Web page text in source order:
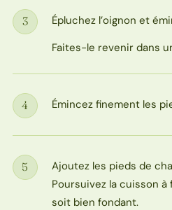
Étape
3
Épluchez l’oignon et
Faites-le revenir dans
Étape
4 Émincez finement les
Étape
5
Ajoutez les pieds de
Poursuivez la cuisson à
soit bien fondant.